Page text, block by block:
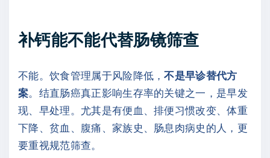
补钙能不能代替肠镜筛查
不能。饮食管理属于风险降低，不是早诊替代方
案 。结直肠癌真正影响生存率的关键之一，是早发
现、早处理。尤其是有便血、排便习惯改变、体重
下降、贫血、腹痛、家族史、肠息肉病史的人，更
要重视规范筛查。